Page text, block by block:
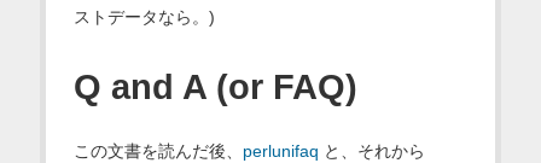
ストデータなら。)
Q and A (or FAQ)
この文書を読んだ後、 perlunifaq と、それから